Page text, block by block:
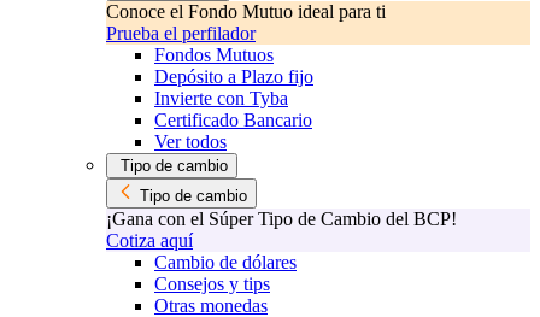
Conoce el Fondo Mutuo ideal para ti
Prueba el perfilador
Fondos Mutuos
Depósito a Plazo fijo
Invierte con Tyba
Certificado Bancario
Ver todos
Tipo de cambio
Tipo de cambio
¡Gana con el Súper Tipo de Cambio del BCP!
Cotiza aquí
Cambio de dólares
Consejos y tips
Otras monedas